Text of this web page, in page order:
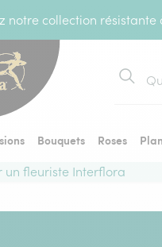
notre collection
Bouquets Roses
un fleuriste Interflora